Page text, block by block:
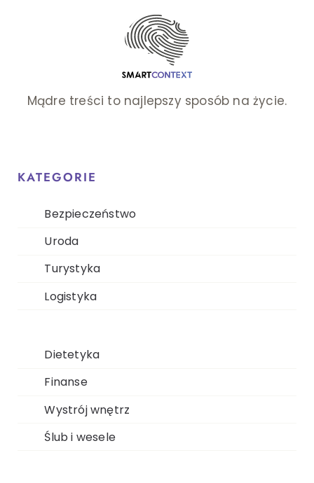
Mądre treści to najlepszy sposób na życie.
KATEGORIE
Bezpieczeństwo
Uroda
Turystyka
Logistyka
Dietetyka
Finanse
Wystrój wnętrz
Ślub i wesele